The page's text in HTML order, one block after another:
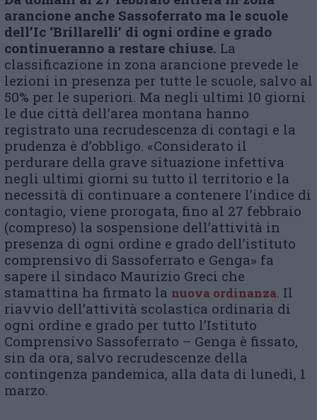
arancione anche Sassoferrato ma le scuole
dell’Ic ‘Brillarelli’ di ogni ordine e grado
continueranno a restare chiuse. La
classificazione in zona arancione prevede le
lezioni in presenza per tutte le scuole, salvo al
50% per le superiori. Ma negli ultimi 10 giorni
le due città dell’area montana hanno
registrato una recrudescenza di contagi e la
prudenza è d’obbligo. «Considerato il
perdurare della grave situazione infettiva
negli ultimi giorni su tutto il territorio e la
necessità di continuare a contenere l’indice di
contagio, viene prorogata, fino al 27 febbraio
(compreso) la sospensione dell’attività in
presenza di ogni ordine e grado dell’istituto
comprensivo di Sassoferrato e Genga» fa
sapere il sindaco Maurizio Greci che
stamattina ha firmato la nuova ordinanza. Il
riavvio dell’attività scolastica ordinaria di
ogni ordine e grado per tutto l’Istituto
Comprensivo Sassoferrato – Genga è fissato,
sin da ora, salvo recrudescenze della
contingenza pandemica, alla data di lunedì, 1
marzo.